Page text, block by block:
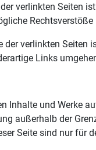
verlinkten Seiten
verlinkten Seiten
Links
Inhalte und Werke
außerhalb der
Seite sind nur für